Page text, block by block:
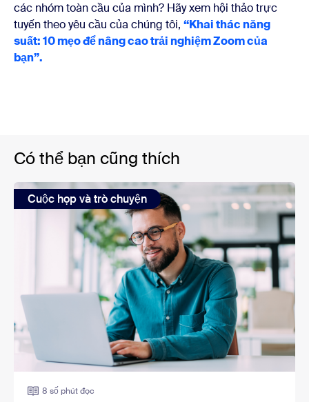
các nhóm toàn cầu của mình? Hãy xem hội thảo trực
tuyến theo yêu cầu của chúng tôi, “Khai thác năng
suất: 10 mẹo để nâng cao trải nghiệm Zoom của
bạn”.
Có thể bạn cũng thích
Cuộc họp và trò chuyện
8 số phút đọc